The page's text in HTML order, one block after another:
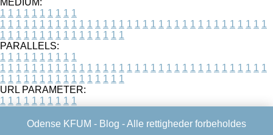
1 1 1 1 1 1 1 1 1 1
1 1 1 1 1 1 1 1 1 1 1 1 1 1 1 1 1 1 1 1 1 1 1 1 1 1 1 1 1 1 1 1 1 1
1 1 1 1 1 1 1 1 1 1 1 1 1 1 1 1
PARALLELS:
1 1 1 1 1 1 1 1 1 1
1 1 1 1 1 1 1 1 1 1 1 1 1 1 1 1 1 1 1 1 1 1 1 1 1 1 1 1 1 1 1 1 1 1
1 1 1 1 1 1 1 1 1 1 1 1 1 1 1 1
URL PARAMETER:
1 1 1 1 1 1 1 1 1 1
Odense KFUM - Blog - Alle rettigheder forbeholdes